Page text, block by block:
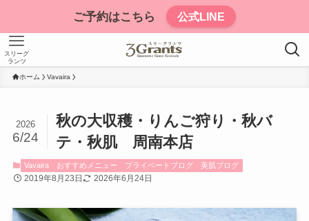
ご予約はこちら 公式LINE
スリーグ
ランツ
ホーム Vavaira
秋の大収穫・りんご狩り・秋バ
テ・秋肌 周南本店
2026
6/24
Vavaira おすすめメニュー プライベートブログ 美肌ブログ
2019年8月23日 2026年6月24日